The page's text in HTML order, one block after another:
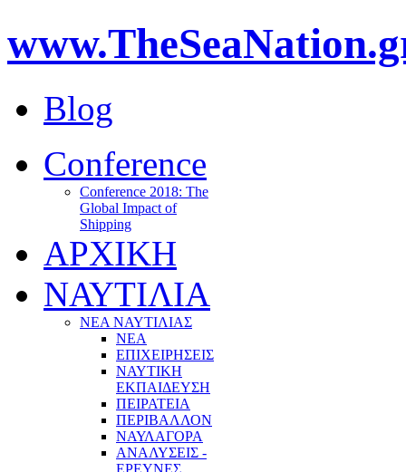
Blog
Conference
Conference 2018: The
Global Impact of
Shipping
ΑΡΧΙΚΗ
ΝΑΥΤΙΛΙΑ
ΝΕΑ ΝΑΥΤΙΛΙΑΣ
ΝΕΑ
ΕΠΙΧΕΙΡΗΣΕΙΣ
ΝΑΥΤΙΚΗ
ΕΚΠΑΙΔΕΥΣΗ
ΠΕΙΡΑΤΕΙΑ
ΠΕΡΙΒΑΛΛΟΝ
ΝΑΥΛΑΓΟΡΑ
ΑΝΑΛΥΣΕΙΣ -
ΕΡΕΥΝΕΣ